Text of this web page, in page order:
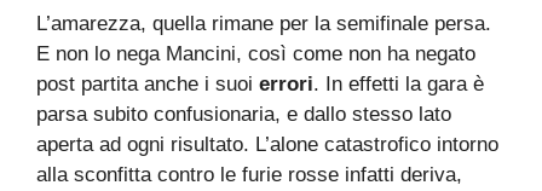
L’amarezza, quella rimane per la semifinale persa.
E non lo nega Mancini, così come non ha negato
post partita anche i suoi errori. In effetti la gara è
parsa subito confusionaria, e dallo stesso lato
aperta ad ogni risultato. L’alone catastrofico intorno
alla sconfitta contro le furie rosse infatti deriva,